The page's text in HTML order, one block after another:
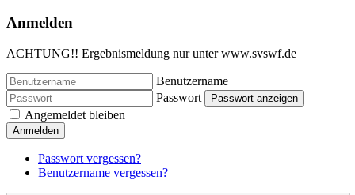
Anmelden
ACHTUNG!! Ergebnismeldung nur unter www.svswf.de
Benutzername
Passwort
Passwort anzeigen
Angemeldet bleiben
Anmelden
Passwort vergessen?
Benutzername vergessen?